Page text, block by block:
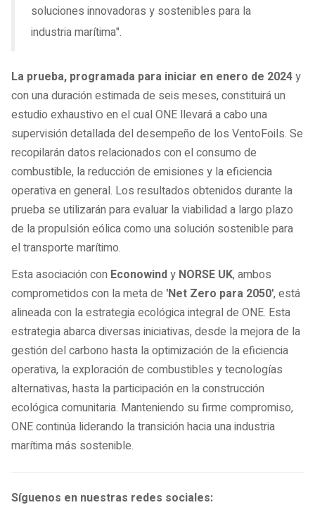
soluciones innovadoras y sostenibles para la
industria marítima".
La prueba, programada para iniciar en enero de 2024y
con una duración estimada de seis meses, constituirá un
estudio exhaustivo en el cual ONE llevará a cabo una
supervisión detallada del desempeño de los VentoFoils. Se
recopilarán datos relacionados con el consumo de
combustible, la reducción de emisiones y la eficiencia
operativa en general. Los resultados obtenidos durante la
prueba se utilizarán para evaluar la viabilidad a largo plazo
de la propulsión eólica como una solución sostenible para
el transporte marítimo.
Esta asociación con Econowindy NORSE UK, ambos
comprometidos con la meta de 'Net Zero para 2050', está
alineada con la estrategia ecológica integral de ONE. Esta
estrategia abarca diversas iniciativas, desde la mejora de la
gestión del carbono hasta la optimización de la eficiencia
operativa, la exploración de combustibles y tecnologías
alternativas, hasta la participación en la construcción
ecológica comunitaria. Manteniendo su firme compromiso,
ONE continúa liderando la transición hacia una industria
marítima más sostenible.
Síguenos en nuestras redes sociales: